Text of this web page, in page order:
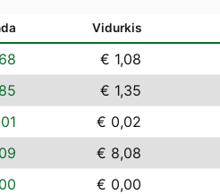
Vidurkis
€ 1,08
€ 1,35
€ 0,02
€ 8,08
€ 0,00